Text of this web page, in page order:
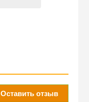
Оставить отзыв